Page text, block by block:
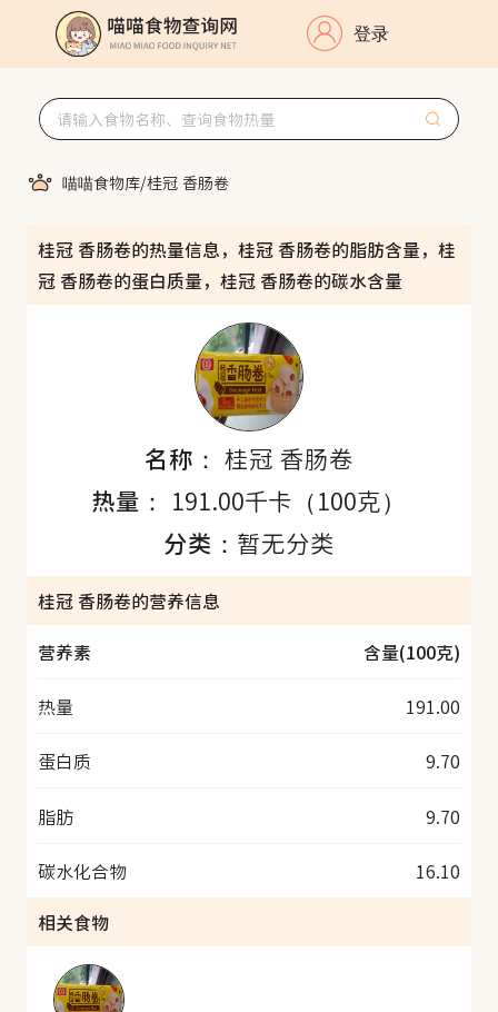
登录
喵喵食物库/桂冠 香肠卷
桂冠 香肠卷的热量信息，桂冠 香肠卷的脂肪含量，桂
冠 香肠卷的蛋白质量，桂冠 香肠卷的碳水含量
名称： 桂冠 香肠卷
热量： 191.00千卡（100克）
分类： 暂无分类
桂冠 香肠卷的营养信息
营养素
含量(100克)
热量 191.00
蛋白质 9.70
脂肪 9.70
碳水化合物
16.10
相关食物